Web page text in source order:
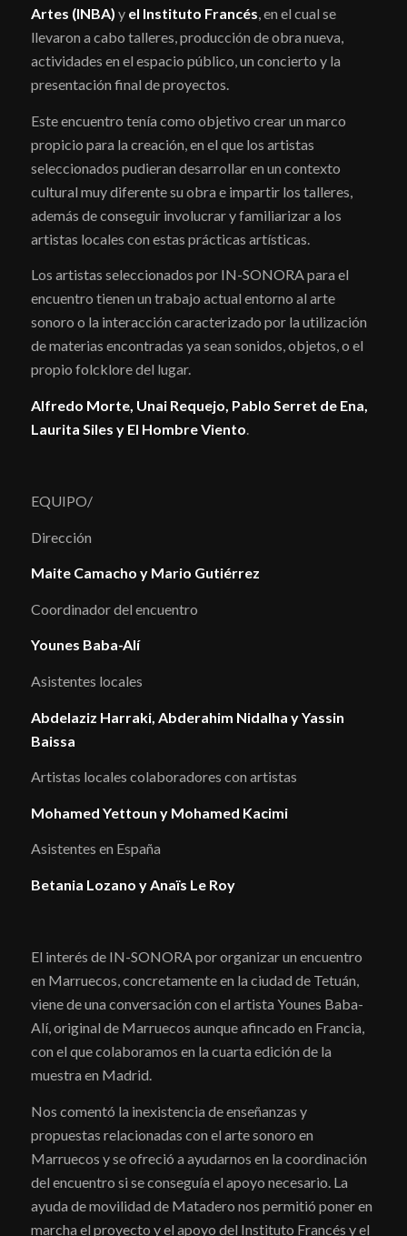
Artes (INBA) y el Instituto Francés, en el cual se
llevaron a cabo talleres, producción de obra nueva,
actividades en el espacio público, un concierto y la
presentación final de proyectos.
Este encuentro tenía como objetivo crear un marco
propicio para la creación, en el que los artistas
seleccionados pudieran desarrollar en un contexto
cultural muy diferente su obra e impartir los talleres,
además de conseguir involucrar y familiarizar a los
artistas locales con estas prácticas artísticas.
Los artistas seleccionados por IN-SONORA para el
encuentro tienen un trabajo actual entorno al arte
sonoro o la interacción caracterizado por la utilización
de materias encontradas ya sean sonidos, objetos, o el
propio folcklore del lugar.
Alfredo Morte, Unai Requejo, Pablo Serret de Ena,
Laurita Siles y El Hombre Viento.
EQUIPO/
Dirección
Maite Camacho y Mario Gutiérrez
Coordinador del encuentro
Younes Baba-Alí
Asistentes locales
Abdelaziz Harraki, Abderahim Nidalha y Yassin
Baissa
Artistas locales colaboradores con artistas
Mohamed Yettoun y Mohamed Kacimi
Asistentes en España
Betania Lozano y Anaïs Le Roy
El interés de IN-SONORA por organizar un encuentro
en Marruecos, concretamente en la ciudad de Tetuán,
viene de una conversación con el artista Younes Baba-
Alí, original de Marruecos aunque afincado en Francia,
con el que colaboramos en la cuarta edición de la
muestra en Madrid.
Nos comentó la inexistencia de enseñanzas y
propuestas relacionadas con el arte sonoro en
Marruecos y se ofreció a ayudarnos en la coordinación
del encuentro si se conseguía el apoyo necesario. La
ayuda de movilidad de Matadero nos permitió poner en
marcha el proyecto y el apoyo del Instituto Francés y el